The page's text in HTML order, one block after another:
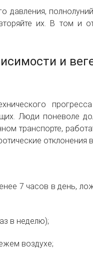
давления,
их. В том и
и
Люди поневоле
транспорте,
отклонения
7 часов в день,
в неделю);
воздухе;